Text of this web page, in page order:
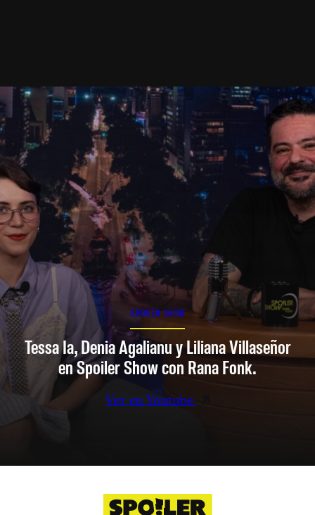
SPOILER SHOW
Tessa Ia, Denia Agalianu y Liliana Villaseñor
en Spoiler Show con Rana Fonk.
Ver en Youtube